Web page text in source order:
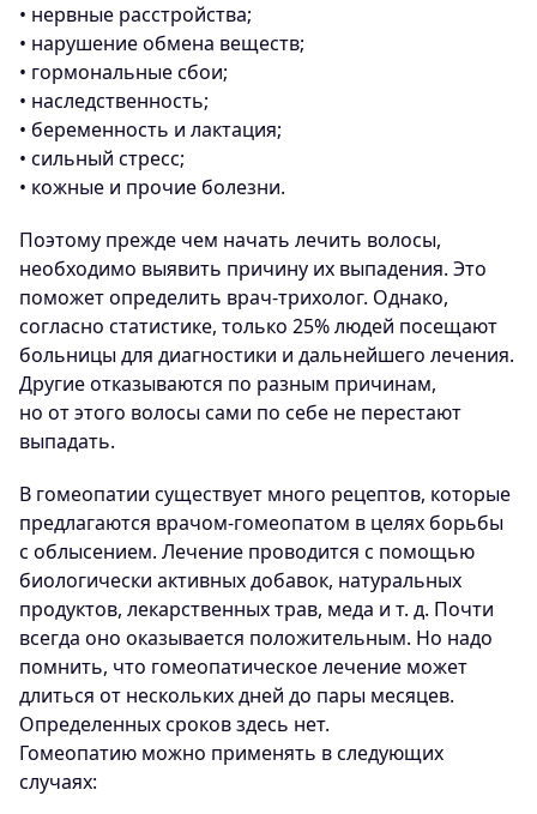
• нервные расстройства;
• нарушение обмена веществ;
• гормональные сбои;
• наследственность;
• беременность и лактация;
• сильный стресс;
• кожные и прочие болезни.
Поэтому прежде чем начать лечить волосы,
необходимо выявить причину их выпадения. Это
поможет определить врач-трихолог. Однако,
согласно статистике, только 25% людей посещают
больницы для диагностики и дальнейшего лечения.
Другие отказываются по разным причинам,
но от этого волосы сами по себе не перестают
выпадать.
В гомеопатии существует много рецептов, которые
предлагаются врачом-гомеопатом в целях борьбы
с облысением. Лечение проводится с помощью
биологически активных добавок, натуральных
продуктов, лекарственных трав, меда и т. д. Почти
всегда оно оказывается положительным. Но надо
помнить, что гомеопатическое лечение может
длиться от нескольких дней до пары месяцев.
Определенных сроков здесь нет.
Гомеопатию можно применять в следующих
случаях: